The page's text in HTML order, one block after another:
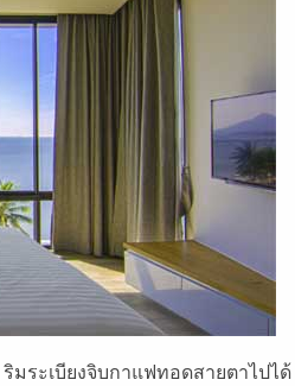
ระเบียงจิบกาแฟทอดสายตาไปได้